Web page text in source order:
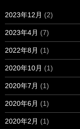
2023年12月 (2)
2023年4月 (7)
2022年8月 (1)
2020年10月 (1)
2020年7月 (1)
2020年6月 (1)
2020年2月 (1)